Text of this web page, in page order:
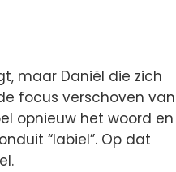
maar Daniël die zich
focus verschoven van
opnieuw het woord en
“labiel”. Op dat